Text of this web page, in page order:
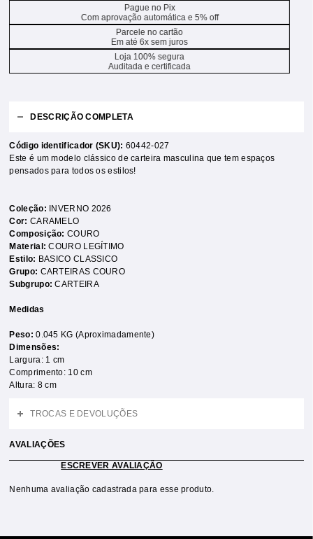
Pague no Pix
Com aprovação automática e 5% off
Parcele no cartão
Em até 6x sem juros
Loja 100% segura
Auditada e certificada
DESCRIÇÃO COMPLETA
Código identificador (SKU): 60442-027
Este é um modelo clássico de carteira masculina que tem espaços
pensados para todos os estilos!
Coleção:
INVERNO 2026
Cor: CARAMELO
Composição:COURO
Material:COURO LEGÍTIMO
Estilo: BASICO CLASSICO
Grupo: CARTEIRAS COURO
Subgrupo:CARTEIRA
Medidas
Peso:0.045 KG (Aproximadamente)
Dimensões:
Largura: 1 cm
Comprimento: 10 cm
Altura: 8 cm
TROCAS E DEVOLUÇÕES
AVALIAÇÕES
ESCREVER AVALIAÇÃO
Nenhuma avaliação cadastrada para esse produto.